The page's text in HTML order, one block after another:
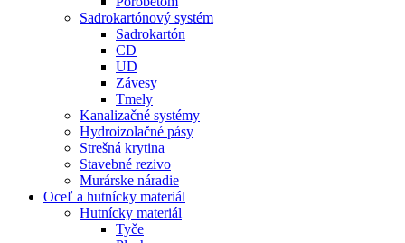
Sadrokartónový systém
Sadrokartón
CD
UD
Závesy
Tmely
Kanalizačné systémy
Hydroizolačné pásy
Strešná krytina
Stavebné rezivo
Murárske náradie
Oceľ a hutnícky materiál
Hutnícky materiál
Tyče